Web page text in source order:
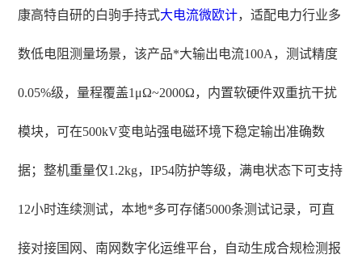
康高特自研的白驹手持式大电流微欧计，适配电力行业多
数低电阻测量场景，该产品*大输出电流100A，测试精度
0.05%级，量程覆盖1μΩ~2000Ω，内置软硬件双重抗干扰
模块，可在500kV变电站强电磁环境下稳定输出准确数
据；整机重量仅1.2kg，IP54防护等级，满电状态下可支持
12小时连续测试，本地*多可存储5000条测试记录，可直
接对接国网、南网数字化运维平台，自动生成合规检测报